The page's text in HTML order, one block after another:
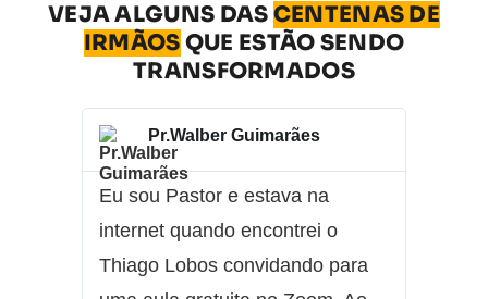
VEJA ALGUNS DAS CENTENAS DE
IRMÃOS QUE ESTÃO SENDO
TRANSFORMADOS
Pr.Walber Guimarães
Eu sou Pastor e estava na
internet quando encontrei o
Thiago Lobos convidando para